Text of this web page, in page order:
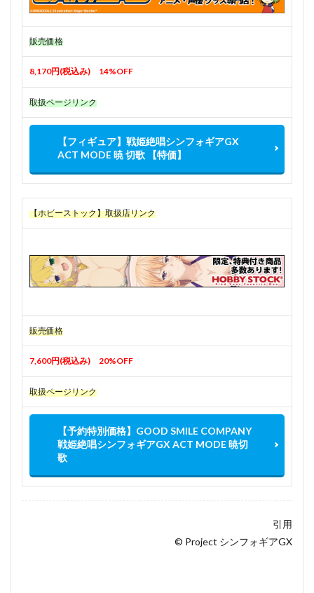
販売価格
8,170円(税込み) 14%OFF
取扱ページリンク
【フィギュア】戦姫絶唱シンフォギアGX
ACT MODE 暁 切歌 【特価】
【ホビーストック】取扱店リンク
販売価格
7,600円(税込み) 20%OFF
取扱ページリンク
【予約特別価格】GOOD SMILE COMPANY
戦姫絶唱シンフォギアGX ACT MODE 暁切
歌
引用
© Project シンフォギアGX